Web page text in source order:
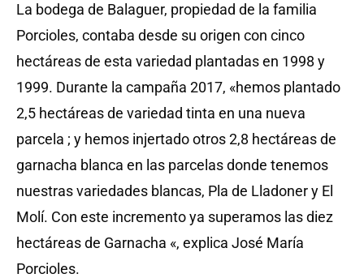
La bodega de Balaguer, propiedad de la familia
Porcioles, contaba desde su origen con cinco
hectáreas de esta variedad plantadas en 1998 y
1999. Durante la campaña 2017, «hemos plantado
2,5 hectáreas de variedad tinta en una nueva
parcela ; y hemos injertado otros 2,8 hectáreas de
garnacha blanca en las parcelas donde tenemos
nuestras variedades blancas, Pla de Lladoner y El
Molí. Con este incremento ya superamos las diez
hectáreas de Garnacha «, explica José María
Porcioles.